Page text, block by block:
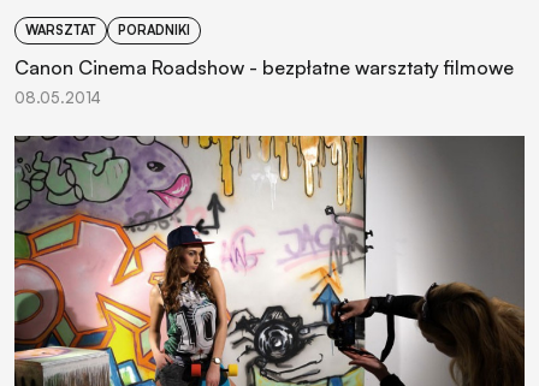
WARSZTAT PORADNIKI
Canon Cinema Roadshow - bezpłatne warsztaty filmowe
08.05.2014